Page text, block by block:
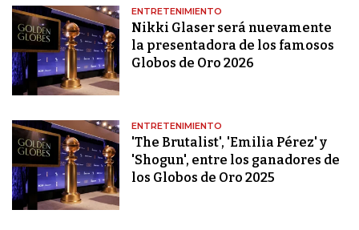
ENTRETENIMIENTO
Nikki Glaser será nuevamente
la presentadora de los famosos
Globos de Oro 2026
ENTRETENIMIENTO
'The Brutalist', 'Emilia Pérez' y
'Shogun', entre los ganadores de
los Globos de Oro 2025